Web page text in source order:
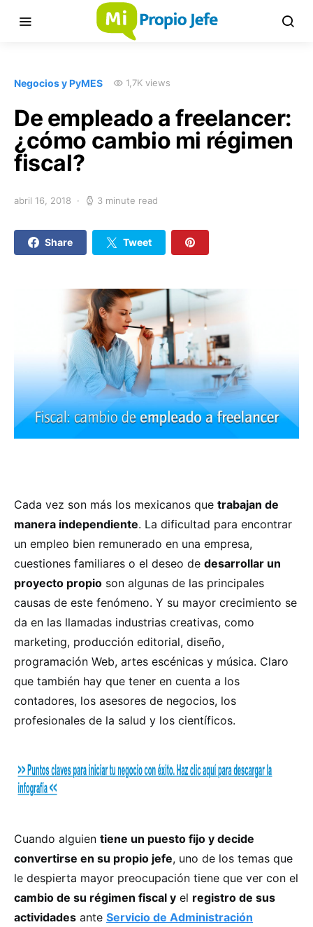
Negocios y PyMES 1,7K views
De empleado a freelancer:
¿cómo cambio mi régimen
fiscal?
abril 16, 2018 3 minute read
Share Tweet
Cada vez son más los mexicanos que trabajan de
manera independiente. La dificultad para encontrar
un empleo bien remunerado en una empresa,
cuestiones familiares o el deseo de desarrollar un
proyecto propio son algunas de las principales
causas de este fenómeno. Y su mayor crecimiento se
da en las llamadas industrias creativas, como
marketing, producción editorial, diseño,
programación Web, artes escénicas y música. Claro
que también hay que tener en cuenta a los
contadores, los asesores de negocios, los
profesionales de la salud y los científicos.
Cuando alguien tiene un puesto fijo y decide
convertirse en su propio jefe, uno de los temas que
le despierta mayor preocupación tiene que ver con el
cambio de su régimen fiscal y el registro de sus
actividades ante Servicio de Administración